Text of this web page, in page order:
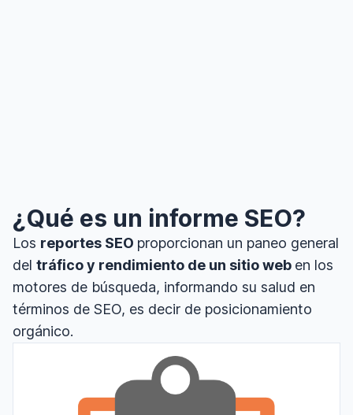
¿Qué es un informe SEO?
Los reportes SEO proporcionan un paneo general
del tráfico y rendimiento de un sitio web en los
motores de búsqueda, informando su salud en
términos de SEO, es decir de posicionamiento
orgánico.